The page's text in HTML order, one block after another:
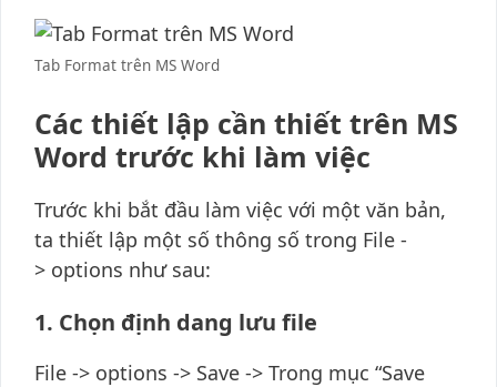
Tab Format trên MS Word
Các thiết lập cần thiết trên MS
Word trước khi làm việc
Trước khi bắt đầu làm việc với một văn bản,
ta thiết lập một số thông số trong File -
> options như sau:
1. Chọn định dang lưu file
File -> options -> Save -> Trong mục “Save